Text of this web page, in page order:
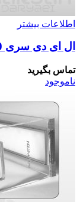
اطلاعات بیشتر
ال ای دی سری RX-D1000 برند ROXIN
تماس بگیرید
ناموجود